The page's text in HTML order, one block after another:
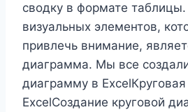
сводку в формате
визуальных элементов,
привлечь внимание,
диаграмма. Мы все
диаграмму в
ExcelСоздание круговой